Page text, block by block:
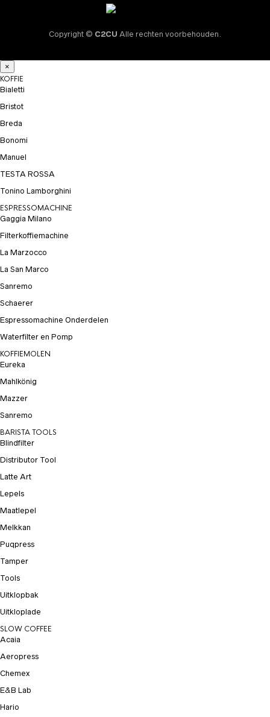
Copyright © C2CU Alle rechten voorbehouden.
×
KOFFIE
Bialetti
Bristot
Breda
Bonomi
Manuel
TESTA ROSSA
Tonino Lamborghini
ESPRESSOMACHINE
Gaggia Milano
Filterkoffiemachine
La Marzocco
La San Marco
Sanremo
Schaerer
Espressomachine Onderdelen
Waterfilter en Pomp
KOFFIEMOLEN
Eureka
Mahlkönig
Mazzer
Sanremo
BARISTA TOOLS
Blindfilter
Distributor Tool
Latte Art
Lepels
Maatlepel
Melkkan
Puqpress
Tamper
Tools
Uitklopbak
Uitkloplade
SLOW COFFEE
Acaia
Aeropress
Chemex
E&B Lab
Hario